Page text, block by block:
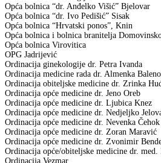
Opća bolnica “dr. Anđelko Višić” Bjelovar
Opća bolnica “dr. Ivo Pedišić” Sisak
Opća bolnica “Hrvatski ponos”, Knin
Opća bolnica i bolnica branitelja
Opća bolnica Virovitica
OPG Jadrijević
Ordinacija ginekologije dr. Petra Ivanda
Ordinacija medicine rada dr. Almenka
Ordinacija obiteljske medicine dr. Zrinka
Ordinacija opće medicine dr. Jeno Oreb
Ordinacija opće medicine dr. Ljubica Knez
Ordinacija opće medicine dr. Nedjeljko
Ordinacija opće medicine dr. Nevenka
Ordinacija opće medicine dr. Zoran Maravić
Ordinacija opće medicine dr. Zvonimir
Ordinacija opće/obiteljske medicine dr. med.
Ordinacija Vezmar